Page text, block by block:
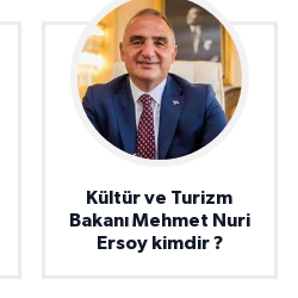
Kültür ve Turizm
Bakanı Mehmet Nuri
Ersoy kimdir ?